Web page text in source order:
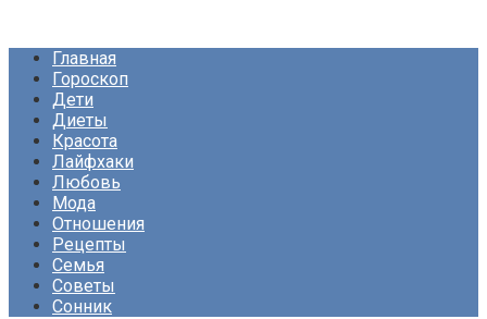
Главная
Гороскоп
Дети
Диеты
Красота
Лайфхаки
Любовь
Мода
Отношения
Рецепты
Семья
Советы
Сонник